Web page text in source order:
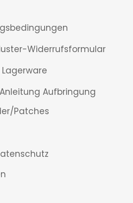
Widerrufsformular
Aufbringung
Patches